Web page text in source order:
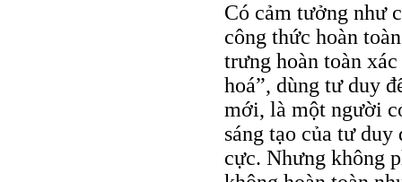
Có cảm tưởng như
công thức hoàn
trưng hoàn toàn
hoá”, dùng tư duy
mới, là một người
sáng tạo của tư
cực. Nhưng không